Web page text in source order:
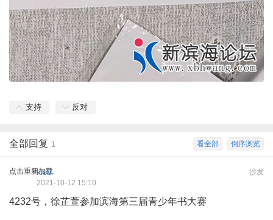
支持 反对
倒序浏览
看全部
全部回复 1
点击重新加载 沙发
klsb
2021-10-12 15:10
4232号，徐芷萱参加滨海第三届青少年书大赛